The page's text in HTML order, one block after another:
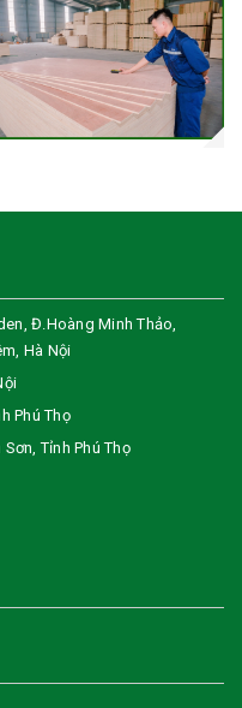
Đ.Hoàng Minh Thảo,
Hà Nội
Phú Thọ
Tỉnh Phú Thọ